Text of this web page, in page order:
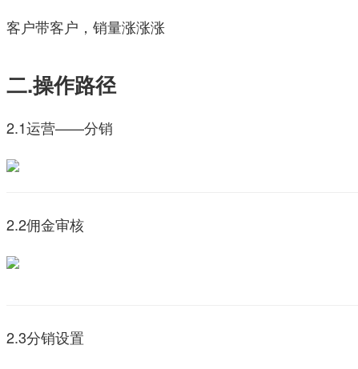
客户带客户，销量涨涨涨
二.操作路径
2.1运营——分销
2.2佣金审核
2.3分销设置